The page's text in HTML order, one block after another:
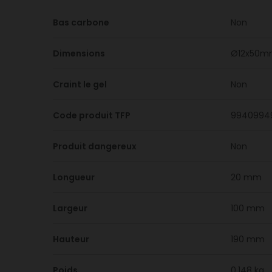
Bas carbone Non
Dimensions
Craint le gel Non
Code produit TFP
Produit dangereux Non
Longueur 20 mm
Largeur 100 mm
Hauteur 190 mm